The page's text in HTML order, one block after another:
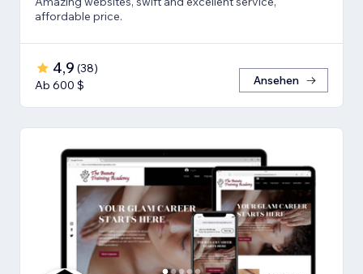
affordable price.
4,9 (38)
Ab 600 $
Ansehen